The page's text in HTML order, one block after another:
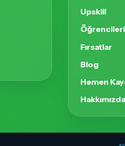
Upskill
Fırsatlar
Blog
Hemen
Hakkımızda